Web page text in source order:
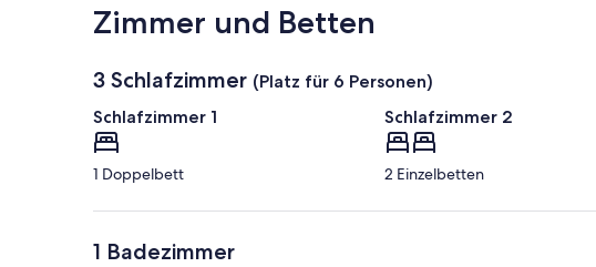
Zimmer und Betten
3 Schlafzimmer (Platz für 6 Personen)
Schlafzimmer 1
1 Doppelbett
Schlafzimmer 2
2 Einzelbetten
1 Badezimmer